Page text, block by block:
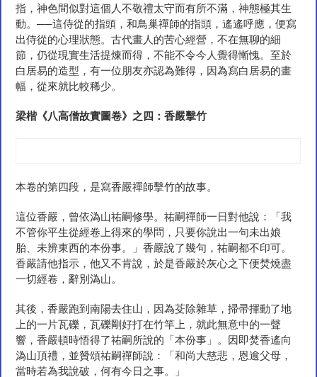
指，神色間似對這個人不敬禮太守而有所不滿，神態極其生
動。──這侍從的指頭，和鳥巢禪師的指頭，遙遙呼應，便寫
出侍從的心理狀態。古代畫人的苦心經營，不在無聊的細
節，仍從現實生活提煉而得，不能不令今人覺得慚愧。至於
白居易的造型，有一位朋友亦認為難得，因為寫白居易的畫
幅，從來就比較稀少。
梁楷《八高僧故實圖卷》之四：香嚴擊竹
本卷的第四段，是寫香嚴禪師擊竹的故事。
這位香嚴，曾依溈山祐嗣修學。祐嗣禪師一日對他說：「我
不管你平生從經卷上得來的學問，只要你說出一句未出娘
胎、未辨東西的本份事。」香嚴說了幾句，祐嗣都不印可。
香嚴請他指示，他又不肯說，於是香嚴於灰心之下便焚燒盡
一切經卷，辭別溈山。
其後，香嚴跑到南陽去住山，因為芟除雜草，掃帚揮動了地
上的一片瓦礫，瓦礫剛好打在竹竿上，就此無意中的一聲
響，香嚴頓時悟得了祐嗣所說的「本份事」。因即焚香遙向
溈山頂禮，並贊頌祐嗣禪師說：「和尚大慈悲，恩逾父母，
當時若為我說破，何有今日之事。」